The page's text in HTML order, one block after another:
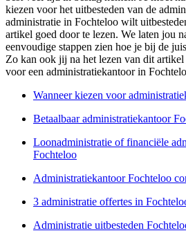
kiezen voor het uitbesteden van de
administratie in Fochteloo wilt
artikel goed door te lezen. We laten jou
eenvoudige stappen zien hoe je bij de
Zo kan ook jij na het lezen van dit artikel
voor een administratiekantoor in
Wanneer kiezen voor
Betaalbaar administratiekantoor
Loonadministratie of financiële
Fochteloo
Administratiekantoor Fochteloo
3 administratie offertes in
Administratie uitbesteden